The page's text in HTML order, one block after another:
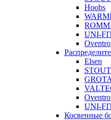
Hoobs
UNI-
Elsen
STOUT
GROTA
UNI-
Косвенные